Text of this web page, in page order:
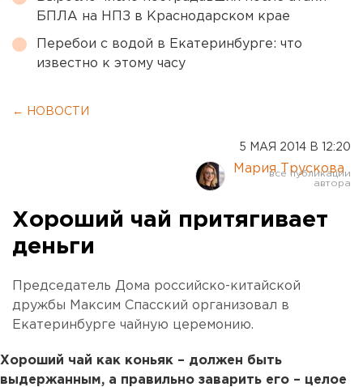
БПЛА на НПЗ в Краснодарском крае
Перебои с водой в Екатеринбурге: что
известно к этому часу
← НОВОСТИ
5 МАЯ 2014 В 12:20
Мария Трускова
Хороший чай притягивает
деньги
Председатель Дома российско-китайской
дружбы Максим Спасский организовал в
Екатеринбурге чайную церемонию.
Хороший чай как коньяк – должен быть
выдержанным, а правильно заварить его – целое